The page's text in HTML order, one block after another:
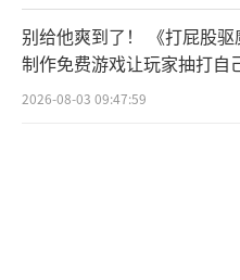
环境产生影响。厂商
划，甚至调整游戏内
而玩家群体则可能会
别给他爽到了！ 《打屁股
制作免费游戏让玩家抽打自
2026-08-03 09:47:59